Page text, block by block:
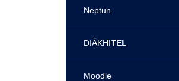
Sportolóként egyetemista
Neptun
DIÁKHITEL
Moodle